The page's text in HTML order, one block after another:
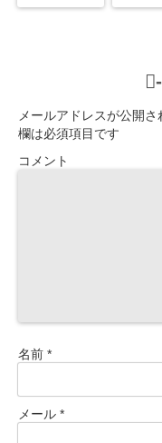
-
メールアドレスが公開さ
欄は必須項目です
コメント
名前 *
メール *